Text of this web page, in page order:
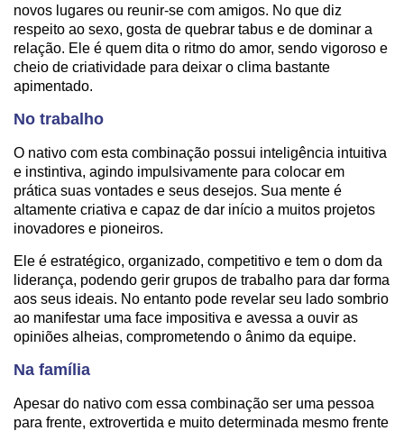
novos lugares ou reunir-se com amigos. No que diz
respeito ao sexo, gosta de quebrar tabus e de dominar a
relação. Ele é quem dita o ritmo do amor, sendo vigoroso e
cheio de criatividade para deixar o clima bastante
apimentado.
No trabalho
O nativo com esta combinação possui inteligência intuitiva
e instintiva, agindo impulsivamente para colocar em
prática suas vontades e seus desejos. Sua mente é
altamente criativa e capaz de dar início a muitos projetos
inovadores e pioneiros.
Ele é estratégico, organizado, competitivo e tem o dom da
liderança, podendo gerir grupos de trabalho para dar forma
aos seus ideais. No entanto pode revelar seu lado sombrio
ao manifestar uma face impositiva e avessa a ouvir as
opiniões alheias, comprometendo o ânimo da equipe.
Na família
Apesar do nativo com essa combinação ser uma pessoa
para frente, extrovertida e muito determinada mesmo frente